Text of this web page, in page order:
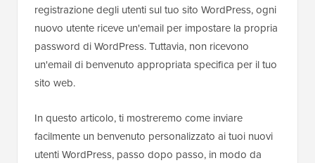
registrazione degli utenti sul tuo sito WordPress, ogni
nuovo utente riceve un'email per impostare la propria
password di WordPress. Tuttavia, non ricevono
un'email di benvenuto appropriata specifica per il tuo
sito web.
In questo articolo, ti mostreremo come inviare
facilmente un benvenuto personalizzato ai tuoi nuovi
utenti WordPress, passo dopo passo, in modo da